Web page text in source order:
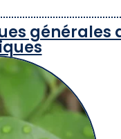
générales